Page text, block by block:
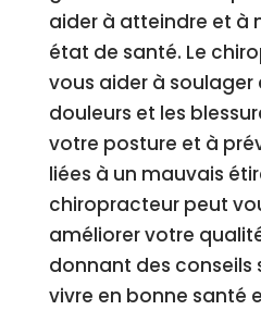
aider à atteindre et à
état de santé. Le
vous aider à soulager
douleurs et les
votre posture et à
liées à un mauvais
chiropracteur peut
améliorer votre
donnant des conseils
vivre en bonne santé